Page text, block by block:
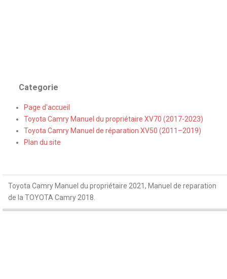
Categorie
Page d'accueil
Toyota Camry Manuel du propriétaire XV70 (2017-2023)
Toyota Camry Manuel de réparation XV50 (2011–2019)
Plan du site
Toyota Camry Manuel du propriétaire 2021, Manuel de reparation
de la TOYOTA Camry 2018.